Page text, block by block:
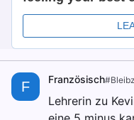
F Französisch
Lehrerin zu